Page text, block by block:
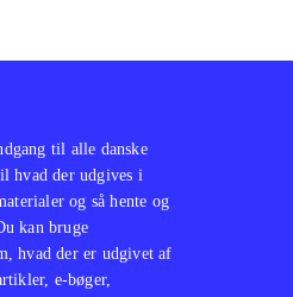
til alle danske
hvad der udgives i
og så hente og
kan bruge
hvad der er udgivet af
e-bøger,